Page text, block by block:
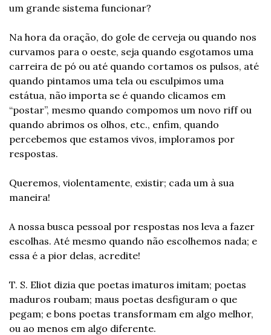
um grande sistema funcionar?
Na hora da oração, do gole de cerveja ou quando nos
curvamos para o oeste, seja quando esgotamos uma
carreira de pó ou até quando cortamos os pulsos, até
quando pintamos uma tela ou esculpimos uma
estátua, não importa se é quando clicamos em
“postar”, mesmo quando compomos um novo riff ou
quando abrimos os olhos, etc., enfim, quando
percebemos que estamos vivos, imploramos por
respostas.
Queremos, violentamente, existir; cada um à sua
maneira!
A nossa busca pessoal por respostas nos leva a fazer
escolhas. Até mesmo quando não escolhemos nada; e
essa é a pior delas, acredite!
T. S. Eliot dizia que poetas imaturos imitam; poetas
maduros roubam; maus poetas desfiguram o que
pegam; e bons poetas transformam em algo melhor,
ou ao menos em algo diferente.